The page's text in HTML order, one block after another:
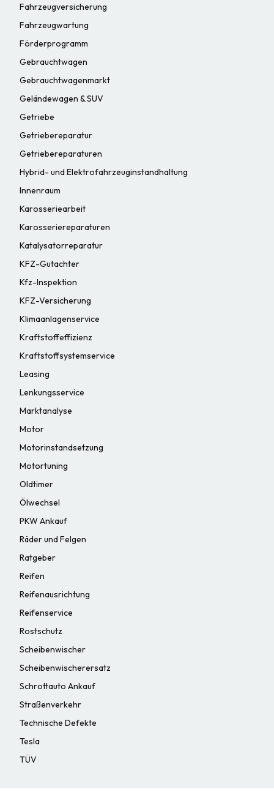
Fahrzeugversicherung
Fahrzeugwartung
Förderprogramm
Gebrauchtwagen
Gebrauchtwagenmarkt
Geländewagen & SUV
Getriebe
Getriebereparatur
Getriebereparaturen
Hybrid- und Elektrofahrzeuginstandhaltung
Innenraum
Karosseriearbeit
Karosseriereparaturen
Katalysatorreparatur
KFZ-Gutachter
Kfz-Inspektion
KFZ-Versicherung
Klimaanlagenservice
Kraftstoffeffizienz
Kraftstoffsystemservice
Leasing
Lenkungsservice
Marktanalyse
Motor
Motorinstandsetzung
Motortuning
Oldtimer
Ölwechsel
PKW Ankauf
Räder und Felgen
Ratgeber
Reifen
Reifenausrichtung
Reifenservice
Rostschutz
Scheibenwischer
Scheibenwischerersatz
Schrottauto Ankauf
Straßenverkehr
Technische Defekte
Tesla
TÜV